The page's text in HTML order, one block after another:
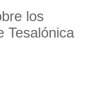
los
Tesalónica